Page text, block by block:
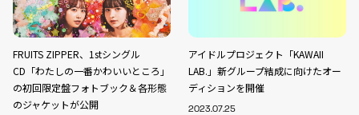
FRUITS ZIPPER、1stシングル
CD「わたしの一番かわいいところ」
の初回限定盤フォトブック＆各形態
のジャケットが公開
アイドルプロジェクト「KAWAII
LAB.」新グループ結成に向けたオー
ディションを開催
2023.07.25